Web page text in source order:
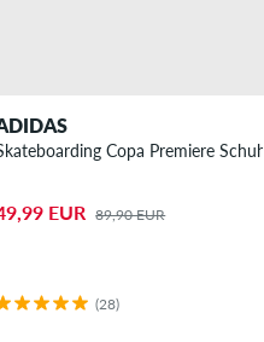
Copa Premiere Schuh
EUR 89,90 EUR
(28)